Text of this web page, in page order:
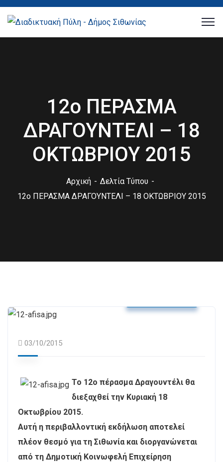
12ο ΠΕΡΑΣΜΑ
ΔΡΑΓΟΥΝΤΕΛΙ – 18
ΟΚΤΩΒΡΙΟΥ 2015
Αρχική
Δελτία Τύπου
12ο ΠΕΡΑΣΜΑ ΔΡΑΓΟΥΝΤΕΛΙ – 18 ΟΚΤΩΒΡΙΟΥ 2015
03/10/2015
Το 12ο πέρασμα Δραγουντέλι θα
διεξαχθεί την Κυριακή 18
Οκτωβρίου 2015.
Αυτή η περιβαλλοντική εκδήλωση αποτελεί
πλέον θεσμό για τη Σιθωνία και διοργανώνεται
από τη Δημοτική Κοινωφελή Επιχείρηση